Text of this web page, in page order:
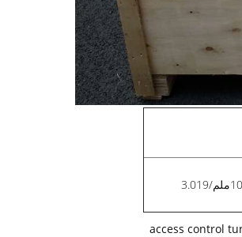
3.019
access control